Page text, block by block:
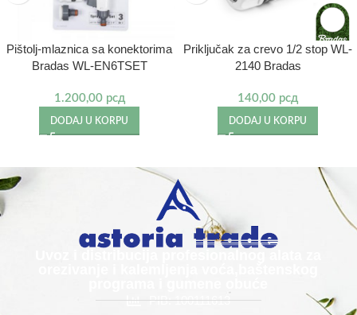
Pištolj-mlaznica sa konektorima
Bradas WL-EN6TSET
1.200,00 рсд
DODAJ U KORPU
Priključak za crevo 1/2 stop WL-
2140 Bradas
140,00 рсд
DODAJ U KORPU
PIB: 100111613